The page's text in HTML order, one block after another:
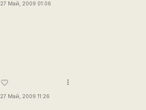
27 Май, 2009 01:06
favorite_border
27 Май, 2009 11:26
more_vert